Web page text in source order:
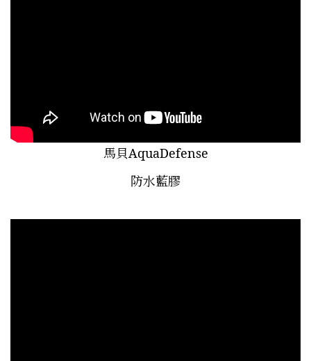
馬貝AquaDefense
防水藍膠